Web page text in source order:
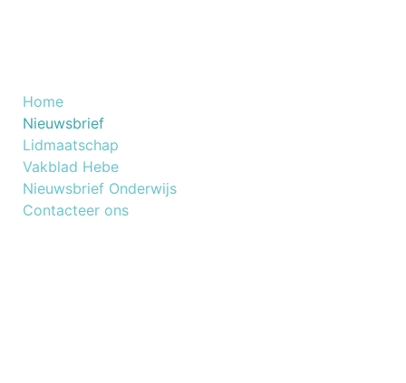
Home
​Nieuwsbrief
Lidmaatschap
Vakblad Hebe
Nieuwsbrief Onderwijs
Contacteer ons